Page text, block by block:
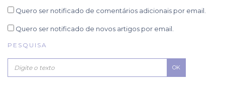
Quero ser notificado de comentários adicionais por email.
Quero ser notificado de novos artigos por email.
PESQUISA
OK